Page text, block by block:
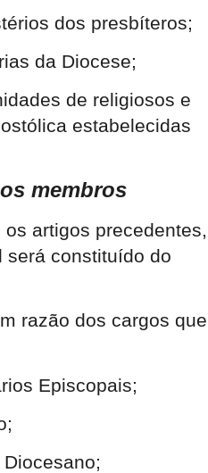
dos presbíteros;
da Diocese;
de religiosos e
estabelecidas
membros
artigos precedentes,
será constituído do
razão dos cargos que
Episcopais;